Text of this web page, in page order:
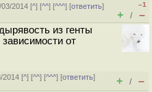
2014 [^] [^^] [^^^] [ответить]
–1
+ / –
из генты
от
2014 [^] [^^] [^^^] [ответить]
+ / –